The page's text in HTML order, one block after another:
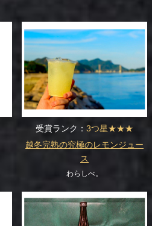
受賞ランク： 3つ星★★★
越冬完熟の究極のレモンジュー
ス
わらしべ。